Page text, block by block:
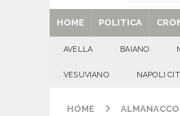
HOME POLITICA
AVELLA BAIANO
VESUVIANO NAPOLI
HOME ALMANACCO